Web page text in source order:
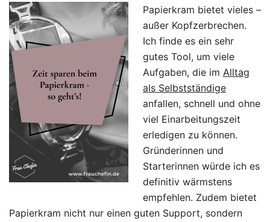
Papierkram bietet vieles –
außer Kopfzerbrechen.
Ich finde es ein sehr
gutes Tool, um viele
Aufgaben, die im Alltag
als Selbstständige
anfallen, schnell und ohne
viel Einarbeitungszeit
erledigen zu können.
Gründerinnen und
Starterinnen würde ich es
definitiv wärmstens
empfehlen. Zudem bietet
Papierkram nicht nur einen guten Support, sondern